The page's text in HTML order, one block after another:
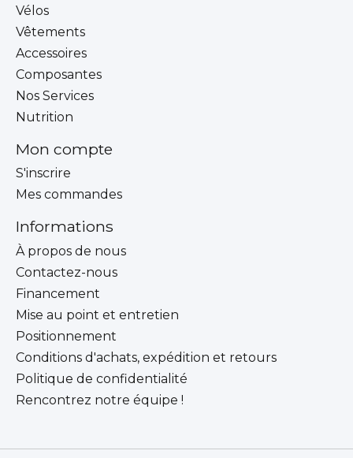
Vélos
Vêtements
Accessoires
Composantes
Nos Services
Nutrition
Mon compte
S'inscrire
Mes commandes
Informations
À propos de nous
Contactez-nous
Financement
Mise au point et entretien
Positionnement
Conditions d'achats, expédition et retours
Politique de confidentialité
Rencontrez notre équipe !